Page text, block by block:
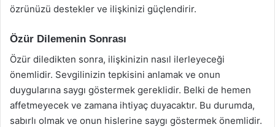
özrünüzü destekler ve ilişkinizi güçlendirir.
Özür Dilemenin Sonrası
Özür diledikten sonra, ilişkinizin nasıl ilerleyeceği
önemlidir. Sevgilinizin tepkisini anlamak ve onun
duygularına saygı göstermek gereklidir. Belki de hemen
affetmeyecek ve zamana ihtiyaç duyacaktır. Bu durumda,
sabırlı olmak ve onun hislerine saygı göstermek önemlidir.